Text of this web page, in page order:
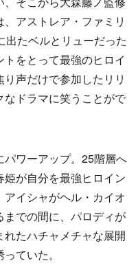
アストレア・ファミリ
出たベルとリューだった
をとって最強のヒロイ
声だけで参加したリリ
なドラマに笑うことがで
ワーアップ。25階層へ
が自分を最強ヒロイン
イシャがヘル・カイオ
での間に、パロディが
たハチャメチャな展開
ていた。